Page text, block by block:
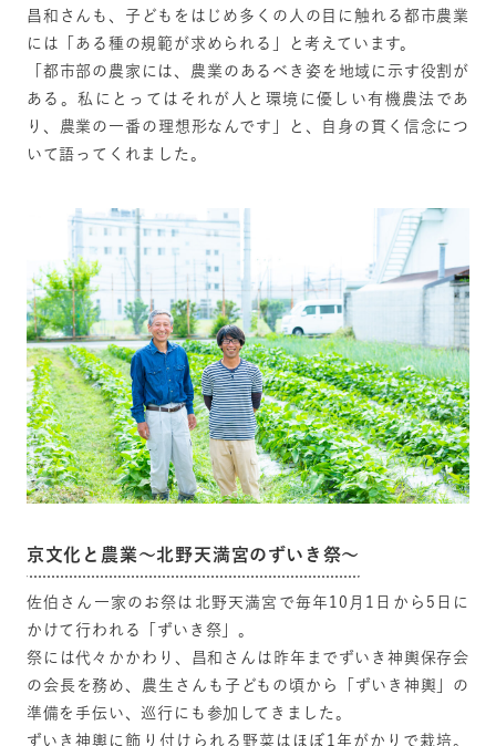
昌和さんも、子どもをはじめ多くの人の目に触れる都市農業
には「ある種の規範が求められる」と考えています。
「都市部の農家には、農業のあるべき姿を地域に示す役割が
ある。私にとってはそれが人と環境に優しい有機農法であ
り、農業の一番の理想形なんです」と、自身の貫く信念につ
いて語ってくれました。
京文化と農業〜北野天満宮のずいき祭〜
佐伯さん一家のお祭は北野天満宮で毎年10月1日から5日に
かけて行われる「ずいき祭」。
祭には代々かかわり、昌和さんは昨年までずいき神輿保存会
の会長を務め、農生さんも子どもの頃から「ずいき神輿」の
準備を手伝い、巡行にも参加してきました。
ずいき神輿に飾り付けられる野菜はほぼ1年がかりで栽培。